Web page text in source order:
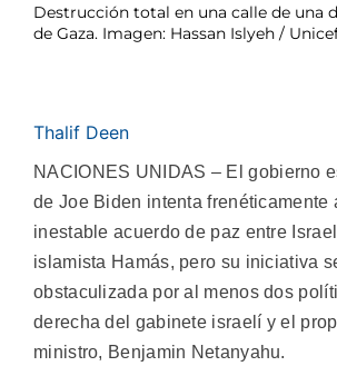
Destrucción total en una calle de una
de Gaza. Imagen: Hassan Islyeh /
Thalif Deen
NACIONES UNIDAS – El gobierno
de Joe Biden intenta frenéticamente
inestable acuerdo de paz entre
islamista Hamás, pero su iniciativa
obstaculizada por al menos dos
derecha del gabinete israelí y el
ministro, Benjamin Netanyahu.